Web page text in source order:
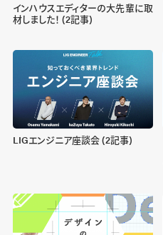
インハウスエディターの大先輩に取
材しました！ (2記事)
LIGエンジニア座談会 (2記事)